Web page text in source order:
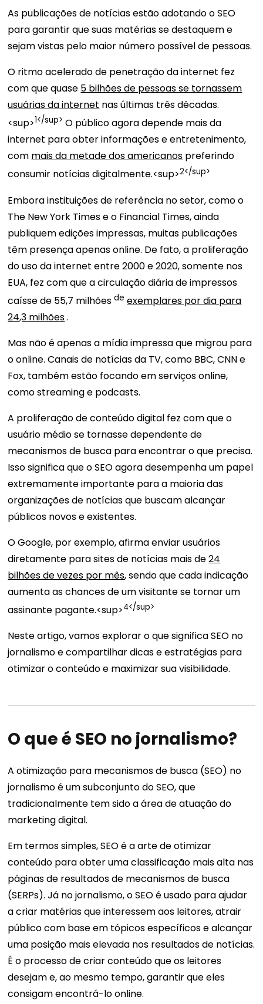
As publicações de notícias estão adotando o SEO
para garantir que suas matérias se destaquem e
sejam vistas pelo maior número possível de pessoas.
O ritmo acelerado de penetração da internet fez
com que quase 5 bilhões de pessoas se tornassem
usuárias da internet nas últimas três décadas.
<sup>1</sup> O público agora depende mais da
internet para obter informações e entretenimento,
com mais da metade dos americanos preferindo
consumir notícias digitalmente.<sup>2</sup>
Embora instituições de referência no setor, como o
The New York Timese o Financial Times, ainda
publiquem edições impressas, muitas publicações
têm presença apenas online. De fato, a proliferação
do uso da internet entre 2000 e 2020, somente nos
EUA, fez com que a circulação diária de impressos
caísse de 55,7 milhõesde exemplares por dia para
24,3 milhões.
Mas não é apenas a mídia impressa que migrou para
o online. Canais de notícias da TV, como BBC, CNN e
Fox, também estão focando em serviços online,
como streaming e podcasts.
A proliferação de conteúdo digital fez com que o
usuário médio se tornasse dependente de
mecanismos de busca para encontrar o que precisa.
Isso significa que o SEO agora desempenha um papel
extremamente importante para a maioria das
organizações de notícias que buscam alcançar
públicos novos e existentes.
O Google, por exemplo, afirma enviar usuários
diretamente para sites de notícias mais de24
bilhões de vezes por mês, sendo que cada indicação
aumenta as chances de um visitante se tornar um
assinante pagante.<sup>4</sup>
Neste artigo, vamos explorar o que significa SEO no
jornalismo e compartilhar dicas e estratégias para
otimizar o conteúdo e maximizar sua visibilidade.
O que é SEO no jornalismo?
A otimização para mecanismos de busca (SEO) no
jornalismo é um subconjunto do SEO, que
tradicionalmente tem sido a área de atuação do
marketing digital.
Em termos simples, SEO é a arte de otimizar
conteúdo para obter uma classificação mais alta nas
páginas de resultados de mecanismos de busca
(SERPs). Já no jornalismo, o SEO é usado para ajudar
a criar matérias que interessem aos leitores, atrair
público com base em tópicos específicos e alcançar
uma posição mais elevada nos resultados de notícias.
É o processo de criar conteúdo que os leitores
desejam e, ao mesmo tempo, garantir que eles
consigam encontrá-lo online.